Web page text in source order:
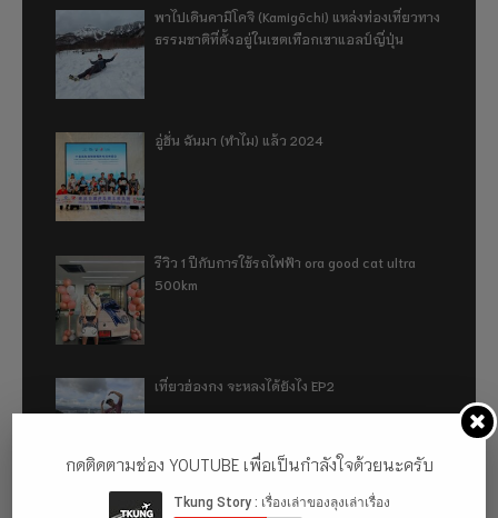
พาไปเดินคามิโคจิ (Kamigōchi) แหล่งท่องเที่ยวทาง
ธรรมชาติที่ตั้งอยู่ในเขตเทือกเขาแอลป์ญี่ปุ่น
อู่ฮั่น ฉันมา (ทำไม) แล้ว 2024
รีวิว 1 ปีกับการใช้รถไฟฟ้า ora good cat ultra
500km
เที่ยวฮ่องกง จะหลงได้ยังไง EP2
เที่ยวฮ่องกง จะหลงได้ยังไง EP1
กดติดตามช่อง YOUTUBE เพื่อเป็นกำลังใจด้วยนะครับ